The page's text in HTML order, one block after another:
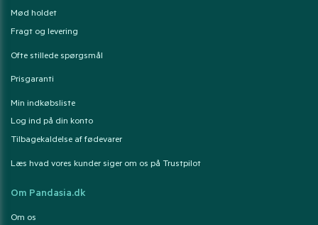
Mød holdet
Fragt og levering
Ofte stillede spørgsmål
Prisgaranti
Min indkøbsliste
Log ind på din konto
Tilbagekaldelse af fødevarer
Læs hvad vores kunder siger om os på Trustpilot
Om Pandasia.dk
Om os